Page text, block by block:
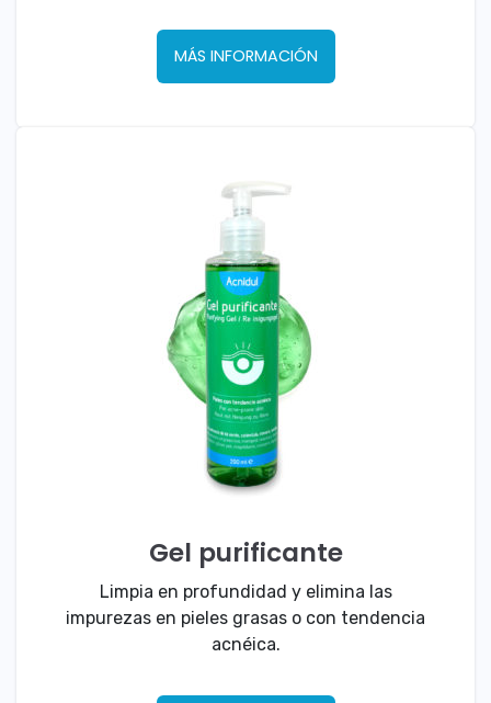
MÁS INFORMACIÓN
Gel purificante
Limpia en profundidad y elimina las
impurezas en pieles grasas o con tendencia
acnéica.